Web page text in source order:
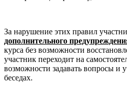
За нарушение этих правил
дополнительного
курса без возможности
участник переходит на
возможности задавать вопросы и
беседах.